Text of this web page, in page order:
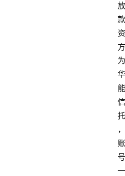
放
款
资
方
为
华
能
信
托
，
账
号
一